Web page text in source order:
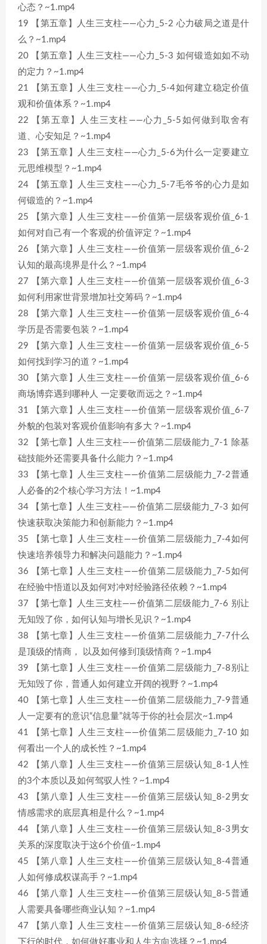
心态？~1.mp4
19 【第五章】人生三支柱——心力_5-2 心力破局之道是什
么？~1.mp4
20 【第五章】人生三支柱——心力_5-3 如何锻造如如不动
的定力？~1.mp4
21 【第五章】人生三支柱——心力_5-4如何建立稳定价值
观和价值体系？~1.mp4
22 【第五章】人生三支柱——心力_5-5如何做到取舍有
道、心安知足？~1.mp4
23 【第五章】人生三支柱——心力_5-6为什么一定要建立
元思维模型？~1.mp4
24 【第五章】人生三支柱——心力_5-7毛爷爷的心力是如
何锻造的？~1.mp4
25 【第六章】人生三支柱——价值第一层级客观价值_6-1
如何对自己有一个客观的价值评定？~1.mp4
26 【第六章】人生三支柱——价值第一层级客观价值_6-2
认知的最高境界是什么？~1.mp4
27 【第六章】人生三支柱——价值第一层级客观价值_6-3
如何利用家世背景增加社交筹码？~1.mp4
28 【第六章】人生三支柱——价值第一层级客观价值_6-4
学历是否需要包装？~1.mp4
29 【第六章】人生三支柱——价值第一层级客观价值_6-5
如何找到学习的道？~1.mp4
30 【第六章】人生三支柱——价值第一层级客观价值_6-6
商场博弈遇到哪种人 一定要敬而远之？~1.mp4
31 【第六章】人生三支柱——价值第一层级客观价值_6-7
外貌的包装对客观价值影响有多大？~1.mp4
32 【第七章】人生三支柱——价值第二层级能力_7-1 除基
础技能外还需要具备什么能力？~1.mp4
33 【第七章】人生三支柱——价值第二层级能力_7-2普通
人必备的2个核心学习方法！~1.mp4
34 【第七章】人生三支柱——价值第二层级能力_7-3 如何
快速获取决策能力和创新能力？~1.mp4
35 【第七章】人生三支柱——价值第二层级能力_7-4如何
快速培养领导力和解决问题能力？~1.mp4
36 【第七章】人生三支柱——价值第二层级能力_7-5如何
在经验中悟道以及如何对冲对经验路径依赖？~1.mp4
37 【第七章】人生三支柱——价值第二层级能力_7-6 别让
无知毁了你，如何认知与增长见识？~1.mp4
38 【第七章】人生三支柱——价值第二层级能力_7-7什么
是顶级的情商， 以及如何修到顶级情商？~1.mp4
39 【第七章】人生三支柱——价值第二层级能力_7-8别让
无知毁了你，普通人如何建立开阔的视野？~1.mp4
40 【第七章】人生三支柱——价值第二层级能力_7-9普通
人一定要有的意识“信息量”就等于你的社会层次~1.mp4
41 【第七章】人生三支柱——价值第二层级能力_7-10 如
何看出一个人的成长性？~1.mp4
42 【第八章】人生三支柱——价值第三层级认知_8-1人性
的3个本质以及如何驾驭人性？~1.mp4
43 【第八章】人生三支柱——价值第三层级认知_8-2男女
情感需求的底层真相是什么？~1.mp4
44 【第八章】人生三支柱——价值第三层级认知_8-3男女
关系的深度取决于这6个价值~1.mp4
45 【第八章】人生三支柱——价值第三层级认知_8-4普通
人如何修成权谋高手？~1.mp4
46 【第八章】人生三支柱——价值第三层级认知_8-5普通
人需要具备哪些商业认知？~1.mp4
47 【第八章】人生三支柱——价值第三层级认知_8-6经济
下行的时代，如何做好事业和人生方向选择？~1.mp4